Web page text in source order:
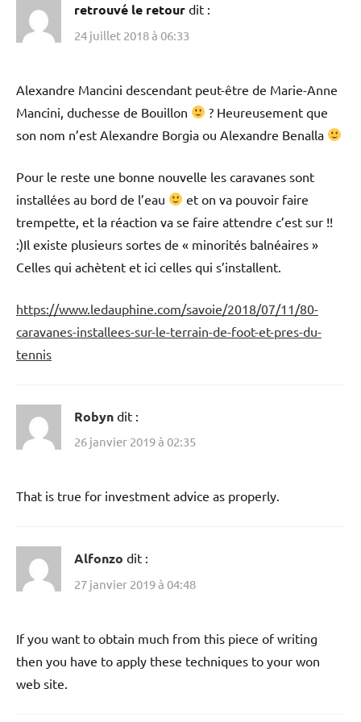
retrouvé le retour dit :
24 juillet 2018 à 06:33
Alexandre Mancini descendant peut-être de Marie-Anne
Mancini, duchesse de Bouillon
? Heureusement que
son nom n’est Alexandre Borgia ou Alexandre Benalla
Pour le reste une bonne nouvelle les caravanes sont
installées au bord de l’eau
et on va pouvoir faire
trempette, et la réaction va se faire attendre c’est sur !!
:)Il existe plusieurs sortes de « minorités balnéaires »
Celles qui achètent et ici celles qui s’installent.
https://www.ledauphine.com/savoie/2018/07/11/80-
caravanes-installees-sur-le-terrain-de-foot-et-pres-du-
tennis
Robyn dit :
26 janvier 2019 à 02:35
That is true for investment advice as properly.
Alfonzo dit :
27 janvier 2019 à 04:48
If you want to obtain much from this piece of writing
then you have to apply these techniques to your won
web site.